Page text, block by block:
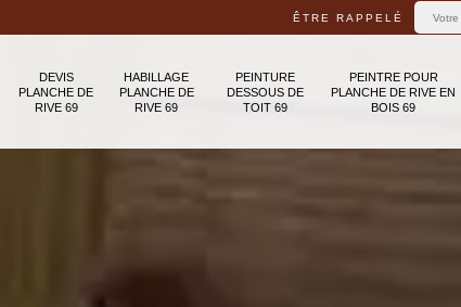
ÊTRE RAPPELÉ
DEVIS
PLANCHE DE
RIVE 69
HABILLAGE
PLANCHE DE
RIVE 69
PEINTURE
DESSOUS DE
TOIT 69
PEINTRE POUR
PLANCHE DE RIVE EN
BOIS 69